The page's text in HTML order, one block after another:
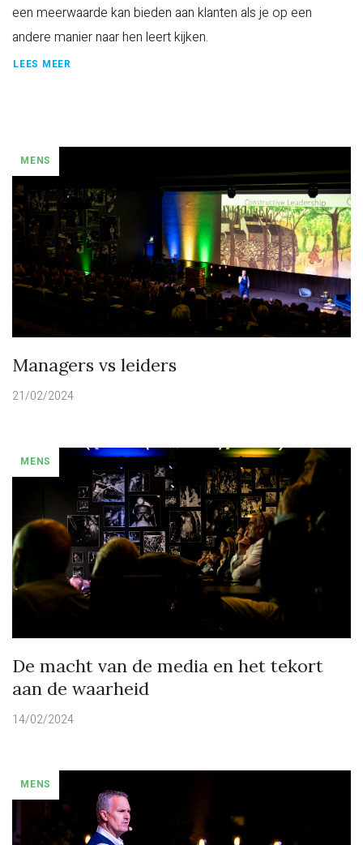
een meerwaarde kan bieden aan klanten als je op een
andere manier naar hen leert kijken.
LEES MEER
MENS
Managers vs leiders
21/02/2024
MENS
De macht van de media en het tekort
aan de waarheid
14/02/2024
MENS